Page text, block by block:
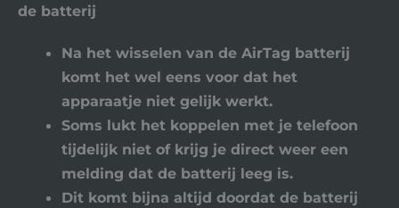
de batterij
Na het wisselen van de AirTag batterij
komt het wel eens voor dat het
apparaatje niet gelijk werkt.
Soms lukt het koppelen met je telefoon
tijdelijk niet of krijg je direct weer een
melding dat de batterij leeg is.
Dit komt bijna altijd doordat de batterij